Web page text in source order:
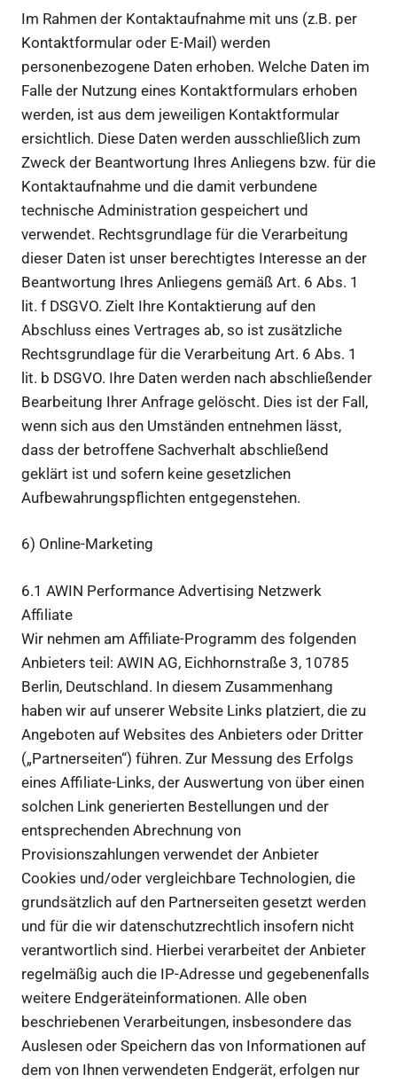
Im Rahmen der Kontaktaufnahme mit uns (z.B. per
Kontaktformular oder E-Mail) werden
personenbezogene Daten erhoben. Welche Daten im
Falle der Nutzung eines Kontaktformulars erhoben
werden, ist aus dem jeweiligen Kontaktformular
ersichtlich. Diese Daten werden ausschließlich zum
Zweck der Beantwortung Ihres Anliegens bzw. für die
Kontaktaufnahme und die damit verbundene
technische Administration gespeichert und
verwendet. Rechtsgrundlage für die Verarbeitung
dieser Daten ist unser berechtigtes Interesse an der
Beantwortung Ihres Anliegens gemäß Art. 6 Abs. 1
lit. f DSGVO. Zielt Ihre Kontaktierung auf den
Abschluss eines Vertrages ab, so ist zusätzliche
Rechtsgrundlage für die Verarbeitung Art. 6 Abs. 1
lit. b DSGVO. Ihre Daten werden nach abschließender
Bearbeitung Ihrer Anfrage gelöscht. Dies ist der Fall,
wenn sich aus den Umständen entnehmen lässt,
dass der betroffene Sachverhalt abschließend
geklärt ist und sofern keine gesetzlichen
Aufbewahrungspflichten entgegenstehen.
6) Online-Marketing
6.1 AWIN Performance Advertising Netzwerk
Affiliate
Wir nehmen am Affiliate-Programm des folgenden
Anbieters teil: AWIN AG, Eichhornstraße 3, 10785
Berlin, Deutschland. In diesem Zusammenhang
haben wir auf unserer Website Links platziert, die zu
Angeboten auf Websites des Anbieters oder Dritter
(„Partnerseiten“) führen. Zur Messung des Erfolgs
eines Affiliate-Links, der Auswertung von über einen
solchen Link generierten Bestellungen und der
entsprechenden Abrechnung von
Provisionszahlungen verwendet der Anbieter
Cookies und/oder vergleichbare Technologien, die
grundsätzlich auf den Partnerseiten gesetzt werden
und für die wir datenschutzrechtlich insofern nicht
verantwortlich sind. Hierbei verarbeitet der Anbieter
regelmäßig auch die IP-Adresse und gegebenenfalls
weitere Endgeräteinformationen. Alle oben
beschriebenen Verarbeitungen, insbesondere das
Auslesen oder Speichern das von Informationen auf
dem von Ihnen verwendeten Endgerät, erfolgen nur